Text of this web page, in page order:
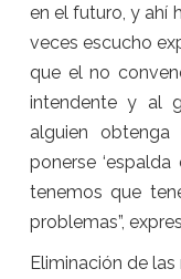
en el futuro, y ahí
veces escucho
que el no
intendente y al
alguien
ponerse
tenemos que
problemas”,
Eliminación de